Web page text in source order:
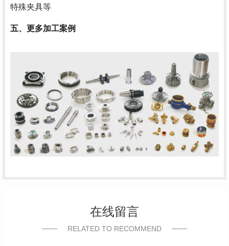
特殊夹具等
五、更多加工案例
在线留言
RELATED TO RECOMMEND